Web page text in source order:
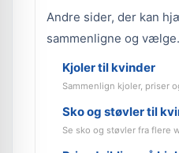
Andre sider, der kan
sammenligne og vælge.
Kjoler til kvinder
Sammenlign kjoler, priser
Sko og støvler til
Se sko og støvler fra flere